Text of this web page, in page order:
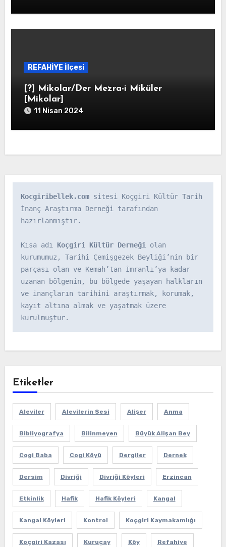
REFAHİYE İlçesi
[?] Mikolar/Der Mezra-i Miküler
[Mikolar]
11 Nisan 2024
Kocgiribellek.com sitesi Koçgiri Kültür Tarih
İnanç Araştırma Derneği tarafından
hazırlanmıştır.
Kısa adı Koçgiri Kültür Derneği olan
kurumumuz, Tarihi Çemişgezek Beyliği’nin bir
parçası olan ve Kemah’tan İmranlı’ya kadar
uzanan bölgenin, bu bölgede yaşayan halkların
ve inançların tarihini araştırmak, korumak,
kayıt altına almak ve yaşatmak üzere
kurulmuştur.
Etiketler
Aleviler Alevilerin Sesi Alişer Anma
Bibliyografya Bilinmeyen Büyük Alişan Bey
Cogi Baba Cogi Köyü Dergiler Dernek
Dersim Divriği Divriği Köyleri Erzincan
Etkinlik Hafik Hafik Köyleri Kangal
Kangal Köyleri Kontrol Koçgiri Kaymakamlığı
Koçgiri Kazası Kuruçay Köy Refahiye